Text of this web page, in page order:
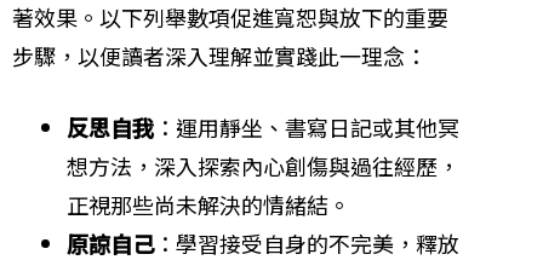
著效果。以下列舉數項促進寬恕與放下的重要
步驟，以便讀者深入理解並實踐此一理念：
反思自我：運用靜坐、書寫日記或其他冥
想方法，深入探索內心創傷與過往經歷，
正視那些尚未解決的情緒結。
原諒自己：學習接受自身的不完美，釋放